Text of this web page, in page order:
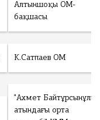
Алтыншоқы ОМ-
бақшасы
К.Сатпаев ОМ
"Ахмет Байтұрсынұлы
атындағы орта